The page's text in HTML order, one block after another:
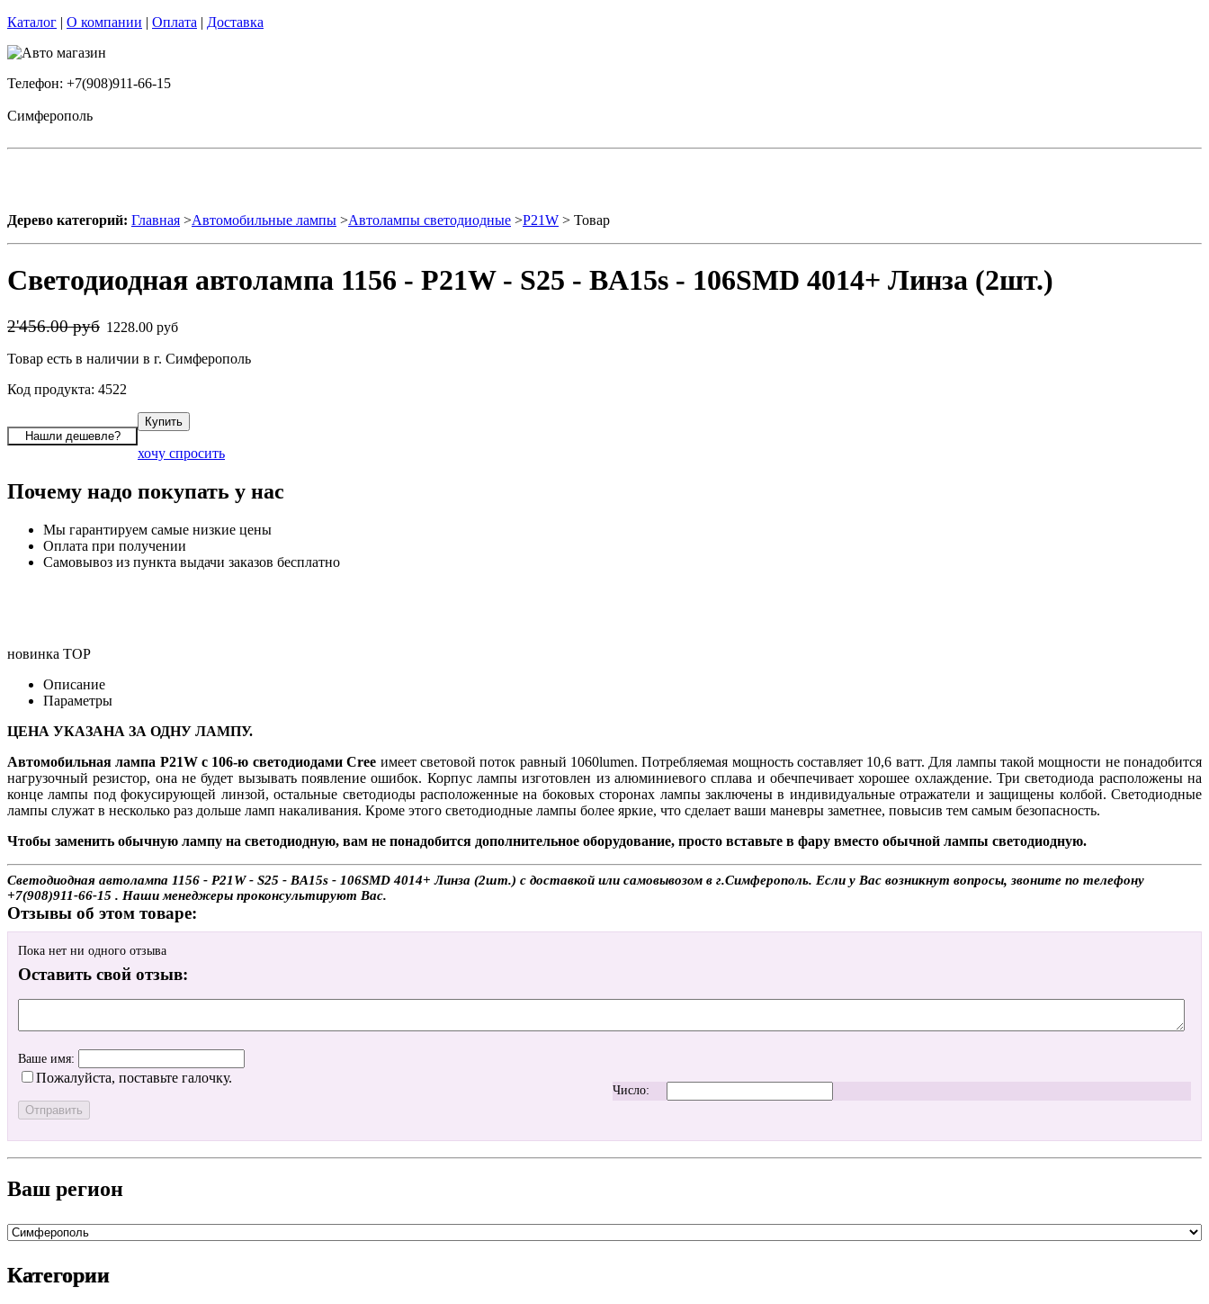
Каталог | О компании | Оплата | Доставка
Телефон: +7(908)911-66-15
Симферополь
Дерево категорий: Главная >Автомобильные лампы >Автолампы светодиодные >P21W > Товар
Светодиодная автолампа 1156 - P21W - S25 - BA15s - 106SMD 4014+ Линза (2шт.)
2'456.00 руб 1228.00 руб
Товар есть в наличии в г. Симферополь
Код продукта: 4522
хочу спросить
Почему надо покупать у нас
Мы гарантируем самые низкие цены
Оплата при получении
Самовывоз из пункта выдачи заказов бесплатно
новинка TOP
Описание
Параметры
ЦЕНА УКАЗАНА ЗА ОДНУ ЛАМПУ.
Автомобильная лампа P21W с 106-ю светодиодами Cree имеет световой поток равный 1060lumen. Потребляемая мощность составляет 10,6 ватт. Для лампы такой мощности не понадобится
нагрузочный резистор, она не будет вызывать появление ошибок. Корпус лампы изготовлен из алюминиевого сплава и обечпечивает хорошее охлаждение. Три светодиода расположены на
конце лампы под фокусирующей линзой, остальные светодиоды расположенные на боковых сторонах лампы заключены в индивидуальные отражатели и защищены колбой. Светодиодные
лампы служат в несколько раз дольше ламп накаливания. Кроме этого светодиодные лампы более яркие, что сделает ваши маневры заметнее, повысив тем самым безопасность.
Чтобы заменить обычную лампу на светодиодную, вам не понадобится дополнительное оборудование, просто вставьте в фару вместо обычной лампы светодиодную.
Светодиодная автолампа 1156 - P21W - S25 - BA15s - 106SMD 4014+ Линза (2шт.) с доставкой или самовывозом в г.Симферополь. Если у Вас возникнут вопросы, звоните по телефону
+7(908)911-66-15 . Наши менеджеры проконсультируют Вас.
Отзывы об этом товаре:
Пока нет ни одного отзыва
Оставить свой отзыв:
Ваше имя:
Пожалуйста, поставьте галочку.
Число:
Ваш регион
Категории